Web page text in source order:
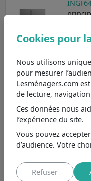
la
: 91
Avis
Cookies pour
Nous utilisons
pour mesurer
Lesménagers.com
de lecture,
Ces données nous
l’expérience du site.
Vous pouvez
d’audience. Votre
Refuser